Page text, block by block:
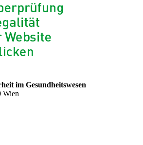
im Gesundheitswesen
Wien